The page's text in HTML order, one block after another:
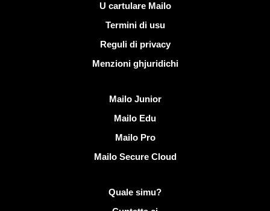
U cartulare Mailo
Termini di usu
Reguli di privacy
Menzioni ghjuridichi
Mailo Junior
Mailo Edu
Mailo Pro
Mailo Secure Cloud
Più infurmazione nantu à Mailo
Quale simu?